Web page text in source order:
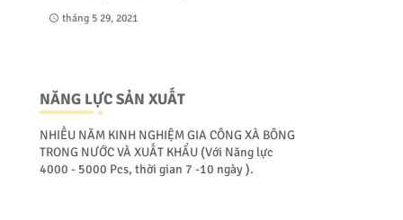
tháng 5 29, 2021
NĂNG LỰC SẢN XUẤT
NHIỀU NĂM KINH NGHIỆM GIA CÔNG XÀ BÔNG
TRONG NƯỚC VÀ XUẤT KHẨU (Với Năng lực
4000 - 5000 Pcs, thời gian 7 -10 ngày ).